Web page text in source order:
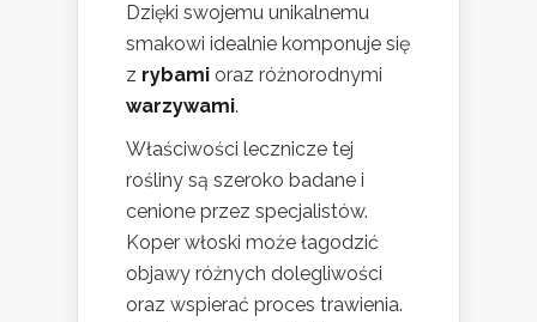
Dzięki swojemu unikalnemu
smakowi idealnie komponuje się
z rybami oraz różnorodnymi
warzywami.
Właściwości lecznicze tej
rośliny są szeroko badane i
cenione przez specjalistów.
Koper włoski może łagodzić
objawy różnych dolegliwości
oraz wspierać proces trawienia.